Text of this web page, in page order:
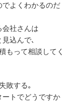
でよくわかるのだ
会社さんは
込んで､
もって相談してく
敗する｡
トでどうですか